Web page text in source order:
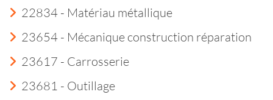
22834 - Matériau métallique
23654 - Mécanique construction réparation
23617 - Carrosserie
23681 - Outillage